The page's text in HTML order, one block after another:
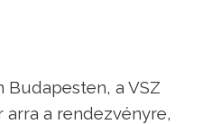
Budapesten, a VSZ
a rendezvényre,